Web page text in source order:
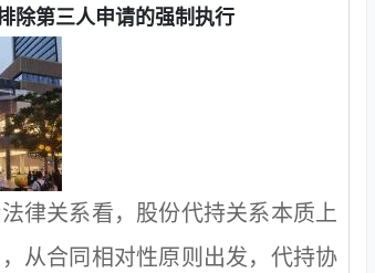
除第三人申请的强制执行
律关系看，股份代持关系本质上
从合同相对性原则出发，代持协